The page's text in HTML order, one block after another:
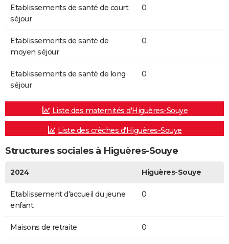
Etablissements de santé de court
séjour
0
Etablissements de santé de
moyen séjour
0
Etablissements de santé de long
séjour
0
Liste des maternités d'Higuères-Souye
Liste des crèches d'Higuères-Souye
Structures sociales à Higuères-Souye
2024 Higuères-Souye
Etablissement d'accueil du jeune
enfant
0
Maisons de retraite 0